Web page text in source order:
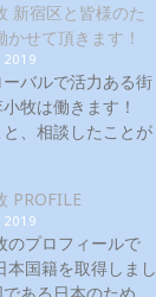
新宿区と皆様のた
かせて頂きます！
バルで活力ある街
小牧は働きます！
、相談したことが
PROFILE
のプロフィールで
本国籍を取得しまし